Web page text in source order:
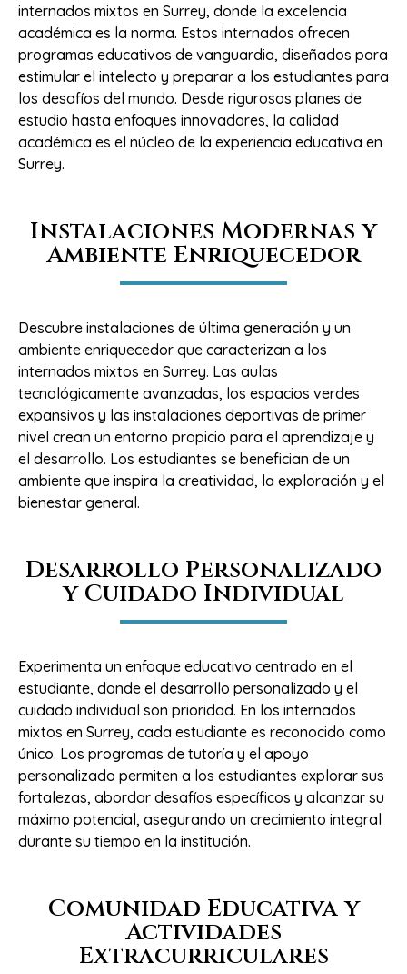
internados mixtos en Surrey, donde la excelencia
académica es la norma. Estos internados ofrecen
programas educativos de vanguardia, diseñados para
estimular el intelecto y preparar a los estudiantes para
los desafíos del mundo. Desde rigurosos planes de
estudio hasta enfoques innovadores, la calidad
académica es el núcleo de la experiencia educativa en
Surrey.
Instalaciones Modernas y
Ambiente Enriquecedor
Descubre instalaciones de última generación y un
ambiente enriquecedor que caracterizan a los
internados mixtos en Surrey. Las aulas
tecnológicamente avanzadas, los espacios verdes
expansivos y las instalaciones deportivas de primer
nivel crean un entorno propicio para el aprendizaje y
el desarrollo. Los estudiantes se benefician de un
ambiente que inspira la creatividad, la exploración y el
bienestar general.
Desarrollo Personalizado
y Cuidado Individual
Experimenta un enfoque educativo centrado en el
estudiante, donde el desarrollo personalizado y el
cuidado individual son prioridad. En los internados
mixtos en Surrey, cada estudiante es reconocido como
único. Los programas de tutoría y el apoyo
personalizado permiten a los estudiantes explorar sus
fortalezas, abordar desafíos específicos y alcanzar su
máximo potencial, asegurando un crecimiento integral
durante su tiempo en la institución.
Comunidad Educativa y
Actividades
Extracurriculares